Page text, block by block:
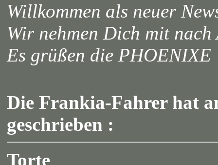
Willkommen als neuer
Wir nehmen Dich mit
Es grüßen die PHOENIXE
Die Frankia-Fahrer hat
geschrieben :
Torte